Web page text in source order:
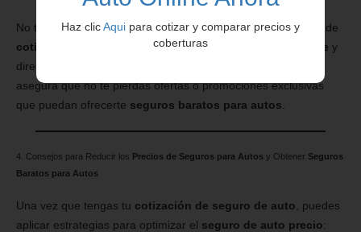
Haz clicAqui para cotizar y comparar precios y
coberturas
No te conformes con el primer resultado. Realiza el proceso de
cotizar seguro auto
en diferentesseguro para auto online y
directamente en los sitios web de las aseguradoras. Esto
asegura que no te pierdas ofertas o promociones exclusivas
que puedan ofrecerte seguros baratos para autos
4. Consejos para Reducir los Precios de Seguros para Autos y Obtener Seguros
Baratos para Autos
Una vez que tengas tu cotización de seguro de auto , puedes
aplicar estrategias para optimizar el seguro de auto precio: